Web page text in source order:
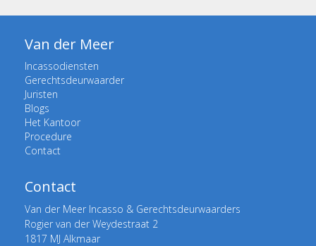
Van der Meer
Incassodiensten
Gerechtsdeurwaarder
Juristen
Blogs
Het Kantoor
Procedure
Contact
Contact
Van der Meer Incasso & Gerechtsdeurwaarders
Rogier van der Weydestraat 2
1817 MJ Alkmaar